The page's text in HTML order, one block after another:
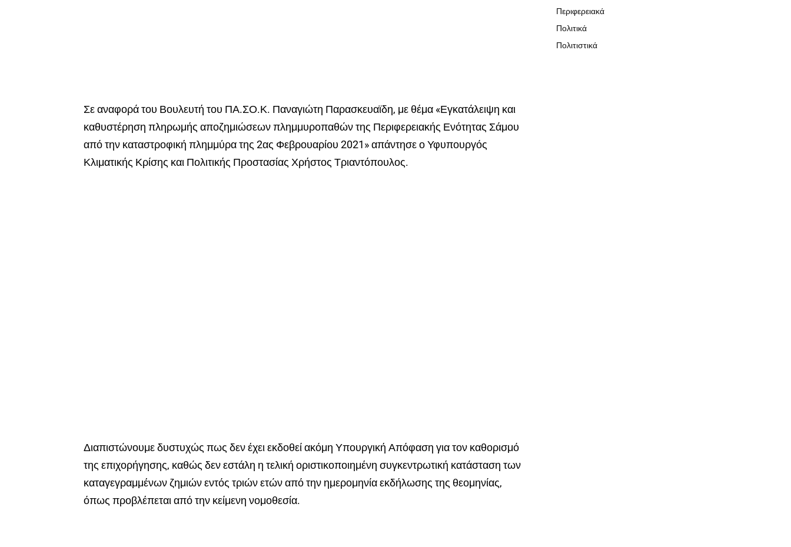
Σε αναφορά του Βουλευτή του ΠΑ.ΣΟ.Κ. Παναγιώτη Παρασκευαϊδη, με θέμα «Εγκατάλειψη και
καθυστέρηση πληρωμής αποζημιώσεων πλημμυροπαθών της Περιφερειακής Ενότητας Σάμου
από την καταστροφική πλημμύρα της 2ας Φεβρουαρίου 2021» απάντησε ο Υφυπουργός
Κλιματικής Κρίσης και Πολιτικής Προστασίας Χρήστος Τριαντόπουλος.
Διαπιστώνουμε δυστυχώς πως δεν έχει εκδοθεί ακόμη Υπουργική Απόφαση για τον καθορισμό
της επιχορήγησης, καθώς δεν εστάλη η τελική οριστικοποιημένη συγκεντρωτική κατάσταση των
καταγεγραμμένων ζημιών εντός τριών ετών από την ημερομηνία εκδήλωσης της θεομηνίας,
όπως προβλέπεται από την κείμενη νομοθεσία.
Περιφερειακά
Πολιτικά
Πολιτιστικά